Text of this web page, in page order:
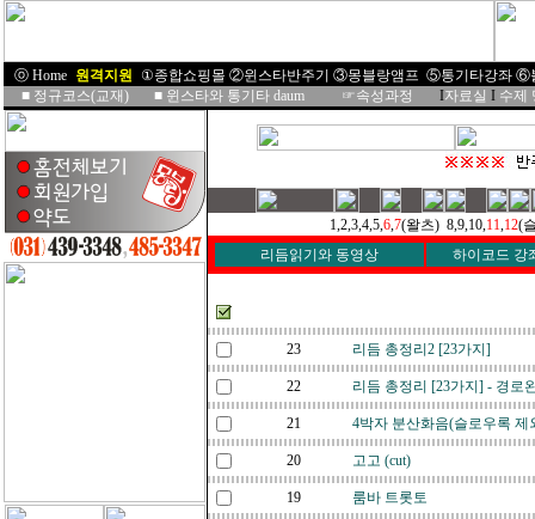
ⓞ Home 원격지원 ①종합쇼핑몰 ②윈스타반주기 ③몽블랑앰프 ⑤통기타강좌 ⑥
■ 정규코스(교재) ■ 윈스타와 통기타 daum ☞속성과정 I자료실 I 수제
1,2,3,4,5,6,7(왈츠) 8,9,10,11,12(
리듬읽기와 동영상
하이코드 강
23 리듬 총정리2 [23가지]
22 리듬 총정리 [23가지] - 경로
21 4박자 분산화음(슬로우록 제
20 고고 (cut)
19 룸바 트롯토